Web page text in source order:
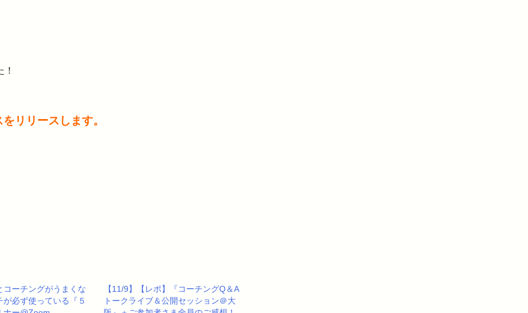
リリースします。
コーチングがうまくな
が必ず使っている『５
【11/9】【レポ】『コーチングQ＆A
トークライブ＆公開セッション＠大